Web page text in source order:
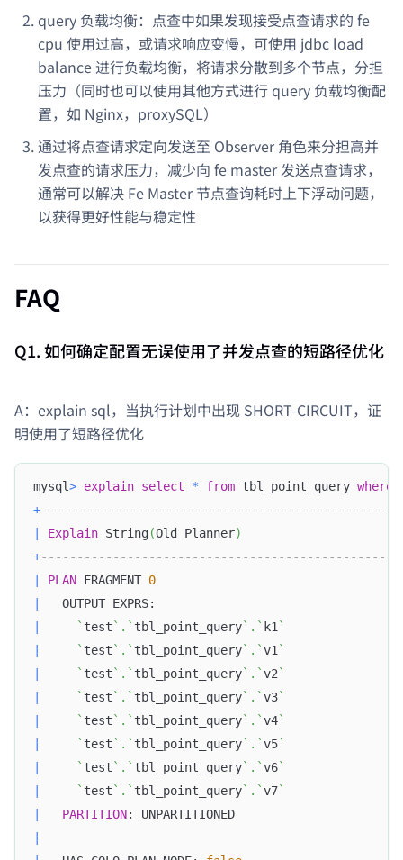
query 负载均衡：点查中如果发现接受点查请求的 fe
cpu 使用过高，或请求响应变慢，可使用 jdbc load
balance 进行负载均衡，将请求分散到多个节点，分担
压力（同时也可以使用其他方式进行 query 负载均衡配
置，如 Nginx，proxySQL）
通过将点查请求定向发送至 Observer 角色来分担高并
发点查的请求压力，减少向 fe master 发送点查请求，
通常可以解决 Fe Master 节点查询耗时上下浮动问题，
以获得更好性能与稳定性
FAQ
Q1. 如何确定配置无误使用了并发点查的短路径优化
A：explain sql，当执行计划中出现 SHORT-CIRCUIT，证
明使用了短路径优化
mysql> explain select * from tbl_point_query where
+
Explain String(Old Planner)
+
PLAN FRAGMENT 0
` test ` . ` tbl_point_query` . ` k1 `
` test ` . ` tbl_point_query` . `v1 `
` test ` . ` tbl_point_query` . `v2 `
` test ` . ` tbl_point_query` . `v3`
` test ` . ` tbl_point_query` . `v4`
` test ` . ` tbl_point_query` . `v5`
` test ` . ` tbl_point_query` . `v6`
` test ` . ` tbl_point_query` . `v7`
PARTITION: